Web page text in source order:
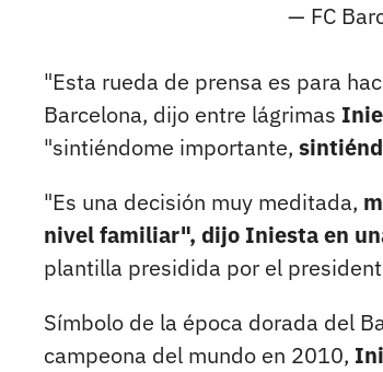
— FC
"Esta rueda de prensa es para
Barcelona, dijo entre lágrimas
"sintiéndome importante,
"Es una decisión muy meditada,
nivel familiar", dijo Iniesta en
plantilla presidida por el
Símbolo de la época dorada del
campeona del mundo en 2010,